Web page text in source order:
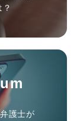
護士が